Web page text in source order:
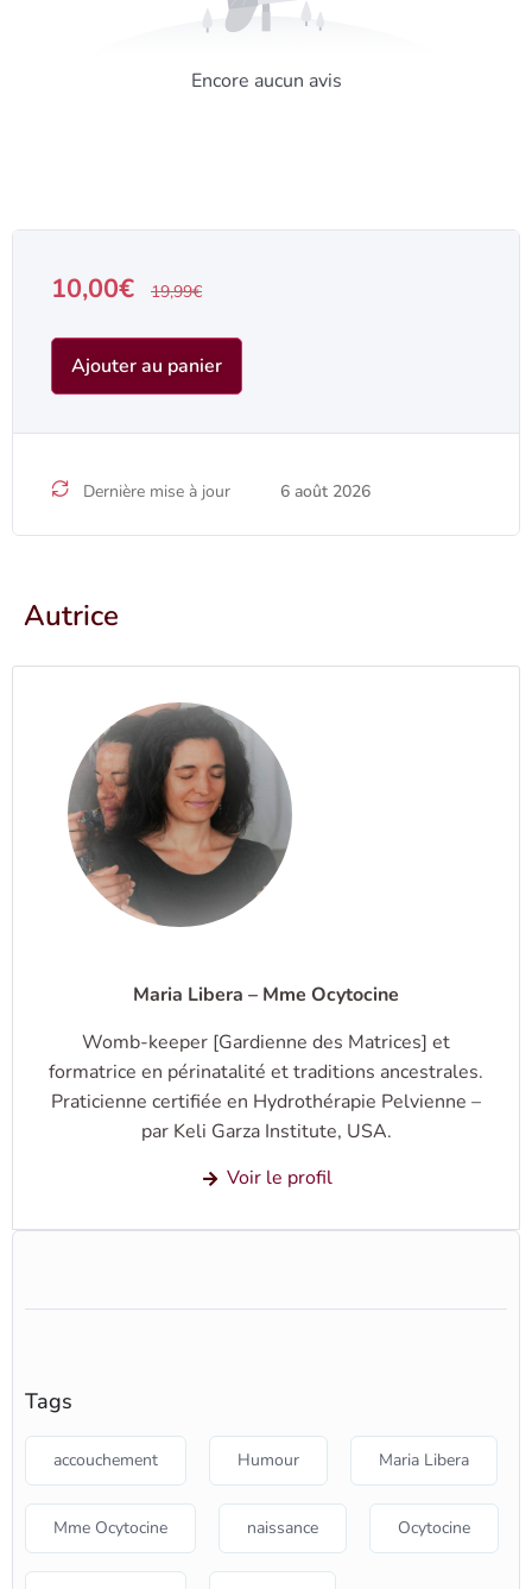
Encore aucun avis
10,00€ 19,99€
Ajouter au panier
Dernière mise à jour 6 août 2026
Autrice
Maria Libera – Mme Ocytocine
Womb-keeper [Gardienne des Matrices] et
formatrice en périnatalité et traditions ancestrales.
Praticienne certifiée en Hydrothérapie Pelvienne –
par Keli Garza Institute, USA.
Voir le profil
Tags
accouchement Humour Maria Libera
Mme Ocytocine naissance Ocytocine